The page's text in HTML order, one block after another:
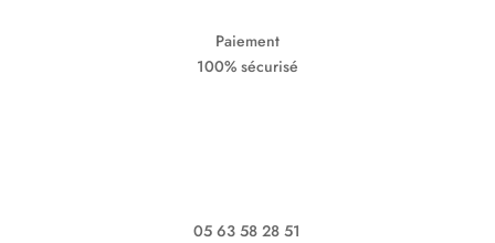
Paiement
100% sécurisé
05 63 58 28 51